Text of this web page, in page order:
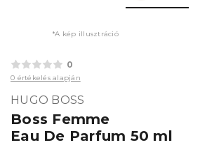
*A kép illusztráció
0
0 értékelés alapján
HUGO BOSS
Boss Femme
Eau De Parfum 50 ml